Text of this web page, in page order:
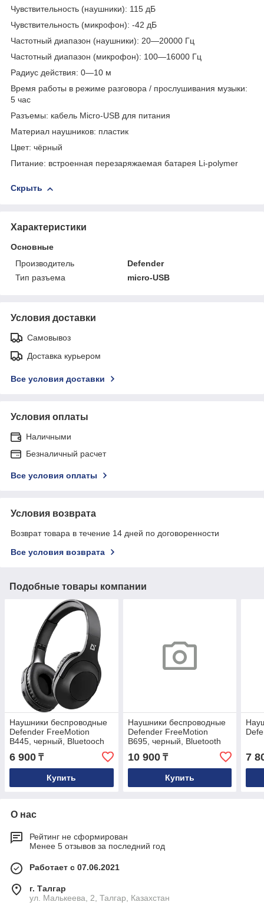
Чувствительность (наушники): 115 дБ
Чувствительность (микрофон): -42 дБ
Частотный диапазон (наушники): 20—20000 Гц
Частотный диапазон (микрофон): 100—16000 Гц
Радиус действия: 0—10 м
Время работы в режиме разговора / прослушивания музыки:
5 час
Разъемы: кабель Micro-USB для питания
Материал наушников: пластик
Цвет: чёрный
Питание: встроенная перезаряжаемая батарея Li-polymer
Скрыть
Характеристики
Основные
Производитель
Defender
Тип разъема
micro-USB
Условия доставки
Самовывоз
Доставка курьером
Все условия доставки
Условия оплаты
Наличными
Безналичный расчет
Все условия оплаты
Условия возврата
Возврат товара в течение 14 дней по договоренности
Все условия возврата
Подобные товары компании
Наушники беспроводные
Defender FreeMotion
B445, черный, Bluetooch
6 900 ₸
Купить
Наушники беспроводные
Defender FreeMotion
B695, черный, Bluetooth
10 900₸
Купить
7
О нас
Рейтинг не сформирован
Менее 5 отзывов за последний год
Работает с 07.06.2021
г. Талгар
ул. Малькеева, 2, Талгар, Казахстан